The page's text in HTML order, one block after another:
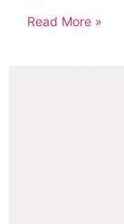
Read More »